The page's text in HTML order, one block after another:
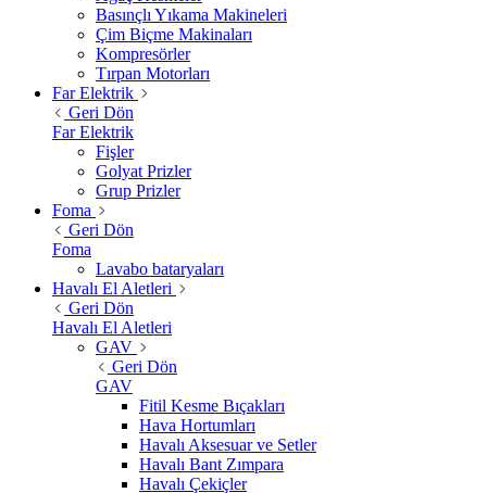
Basınçlı Yıkama Makineleri
Çim Biçme Makinaları
Kompresörler
Tırpan Motorları
Far Elektrik
Geri Dön
Far Elektrik
Fişler
Golyat Prizler
Grup Prizler
Foma
Geri Dön
Foma
Lavabo bataryaları
Havalı El Aletleri
Geri Dön
Havalı El Aletleri
GAV
Geri Dön
GAV
Fitil Kesme Bıçakları
Hava Hortumları
Havalı Aksesuar ve Setler
Havalı Bant Zımpara
Havalı Çekiçler